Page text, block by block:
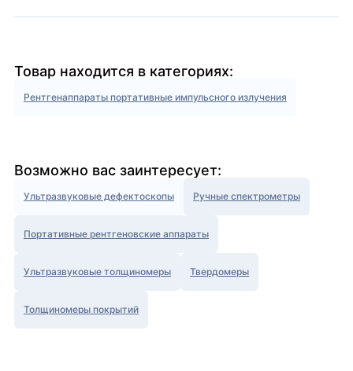
Товар находится в категориях:
Рентгенаппараты портативные импульсного излучения
Возможно вас заинтересует:
Ультразвуковые дефектоскопы Ручные спектрометры
Портативные рентгеновские аппараты
Ультразвуковые толщиномеры Твердомеры
Толщиномеры покрытий